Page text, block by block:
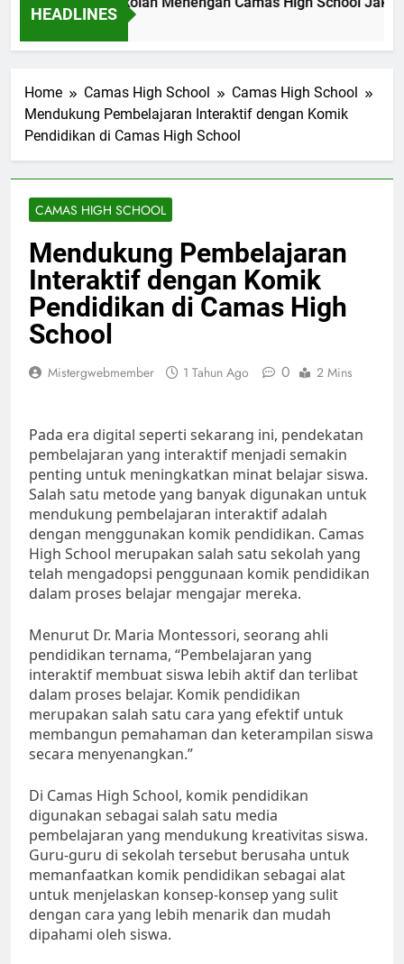
HEADLINES
Home Camas High School
Camas High School
Mendukung Pembelajaran Interaktif dengan Komik
Pendidikan di Camas High School
CAMAS HIGH SCHOOL
Mendukung Pembelajaran
Interaktif dengan Komik
Pendidikan di Camas High
School
Mistergwebmember 1 Tahun Ago 0 2 Mins
Pada era digital seperti sekarang ini, pendekatan
pembelajaran yang interaktif menjadi semakin
penting untuk meningkatkan minat belajar siswa.
Salah satu metode yang banyak digunakan untuk
mendukung pembelajaran interaktif adalah
dengan menggunakan komik pendidikan. Camas
High School merupakan salah satu sekolah yang
telah mengadopsi penggunaan komik pendidikan
dalam proses belajar mengajar mereka.
Menurut Dr. Maria Montessori, seorang ahli
pendidikan ternama, “Pembelajaran yang
interaktif membuat siswa lebih aktif dan terlibat
dalam proses belajar. Komik pendidikan
merupakan salah satu cara yang efektif untuk
membangun pemahaman dan keterampilan siswa
secara menyenangkan.”
Di Camas High School, komik pendidikan
digunakan sebagai salah satu media
pembelajaran yang mendukung kreativitas siswa.
Guru-guru di sekolah tersebut berusaha untuk
memanfaatkan komik pendidikan sebagai alat
untuk menjelaskan konsep-konsep yang sulit
dengan cara yang lebih menarik dan mudah
dipahami oleh siswa.